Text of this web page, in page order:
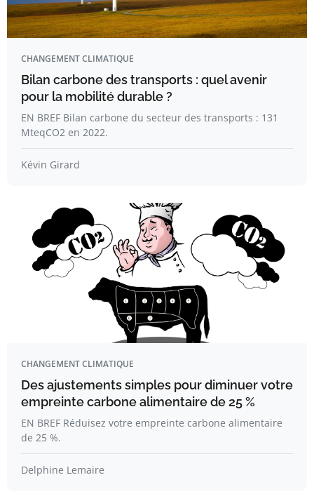
CHANGEMENT CLIMATIQUE
Bilan carbone des transports : quel avenir
pour la mobilité durable ?
EN BREF Bilan carbone du secteur des transports : 131
MteqCO2 en 2022.
Kévin Girard
CHANGEMENT CLIMATIQUE
Des ajustements simples pour diminuer votre
empreinte carbone alimentaire de 25 %
EN BREF Réduisez votre empreinte carbone alimentaire
de 25 %.
Delphine Lemaire